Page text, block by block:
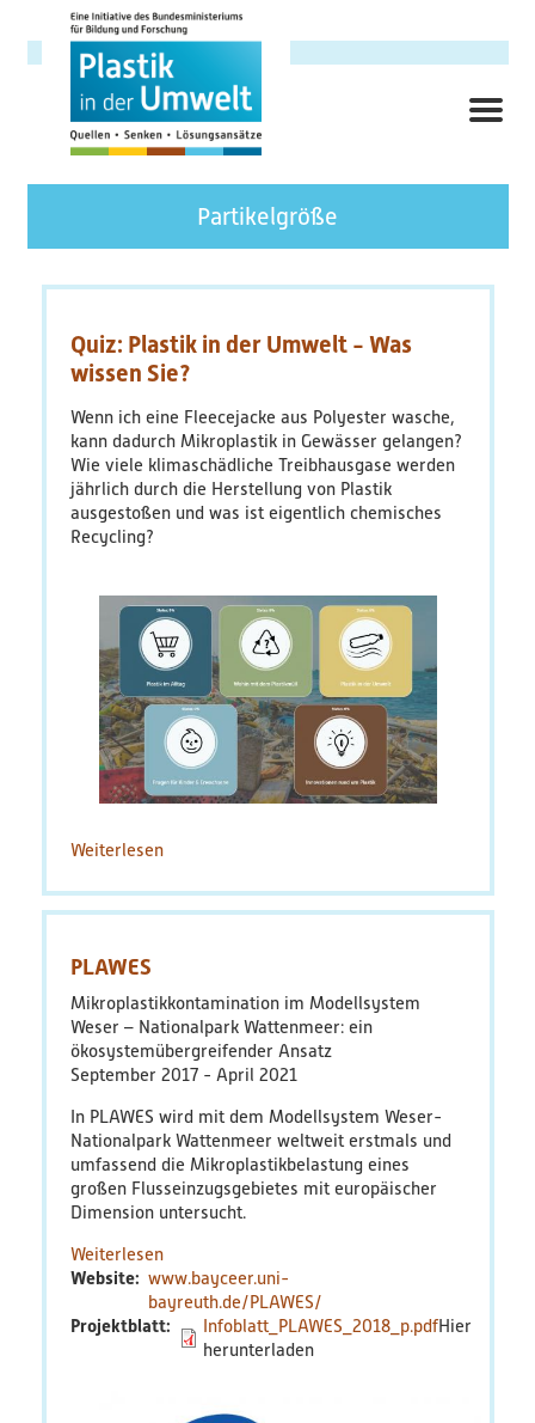
zum
Inhalt
Hauptnavigation
Forschungsschwerpunkt
Themenbereiche
Querschnittsthemen
AnsprechpartnerInnen
Verbundprojekte
Übersicht
Übersichtskarte
Ergebnisse
Veröffentlichungen
Diskussionspapiere & Statuspapiere
Factsheets
Weitere Produkte
Leitfäden & Handbücher
Partikelgröße
Quiz: Plastik in der Umwelt - Was
wissen Sie?
Wenn ich eine Fleecejacke aus Polyester wasche,
kann dadurch Mikroplastik in Gewässer gelangen?
Wie viele klimaschädliche Treibhausgase werden
jährlich durch die Herstellung von Plastik
ausgestoßen und was ist eigentlich chemisches
Recycling?
Weiterlesenüber
Plastik
in
-
Was
wissen
Sie?
PLAWES
Mikroplastikkontamination im Modellsystem
Weser – Nationalpark Wattenmeer: ein
ökosystemübergreifender Ansatz
September 2017
April 2021
In PLAWES wird mit dem Modellsystem Weser-
Nationalpark Wattenmeer weltweit erstmals und
umfassend die Mikroplastikbelastung eines
großen Flusseinzugsgebietes mit europäischer
Dimension untersucht.
Weiterlesenüber
PLAWES
Website
www.bayceer.uni-
bayreuth.de/PLAWES/
Projektblatt
Infoblatt_PLAWES_2018_p.pdf